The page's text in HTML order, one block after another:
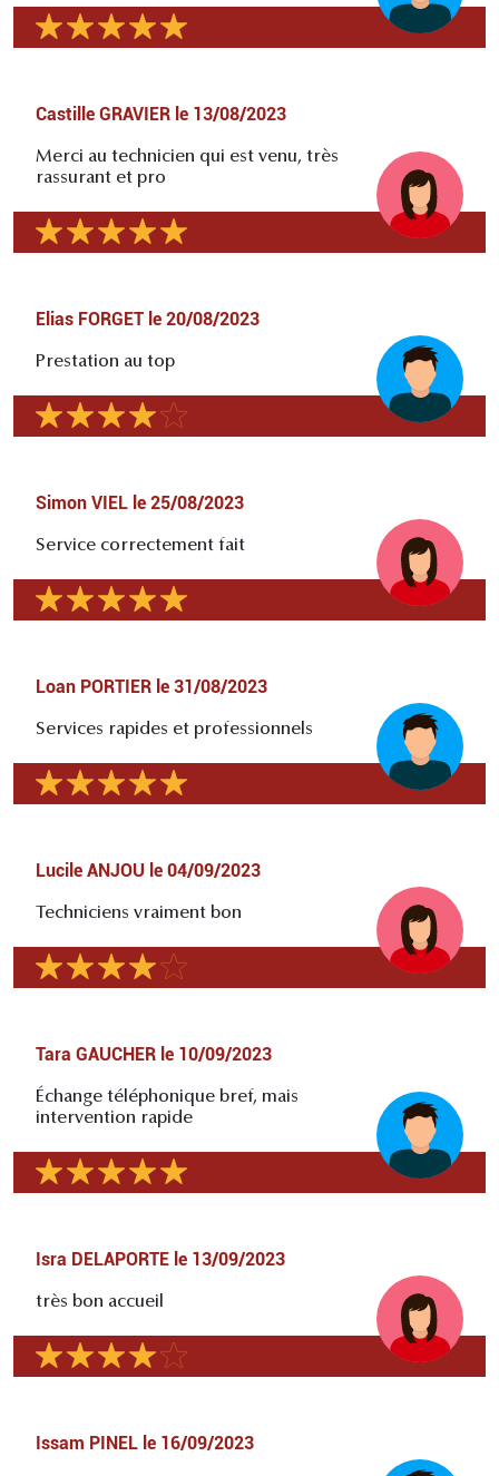
Castille GRAVIER le 13/08/2023
Merci au technicien qui est venu, très
rassurant et pro
Elias FORGET le 20/08/2023
Prestation au top
Simon VIEL le 25/08/2023
Service correctement fait
Loan PORTIER le 31/08/2023
Services rapides et professionnels
Lucile ANJOU le 04/09/2023
Techniciens vraiment bon
Tara GAUCHER le 10/09/2023
Échange téléphonique bref, mais
intervention rapide
Isra DELAPORTE le 13/09/2023
très bon accueil
Issam PINEL le 16/09/2023